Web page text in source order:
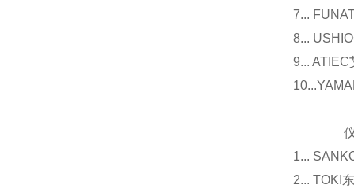
7...
8...
9...
仪器
1...
2... TOKI